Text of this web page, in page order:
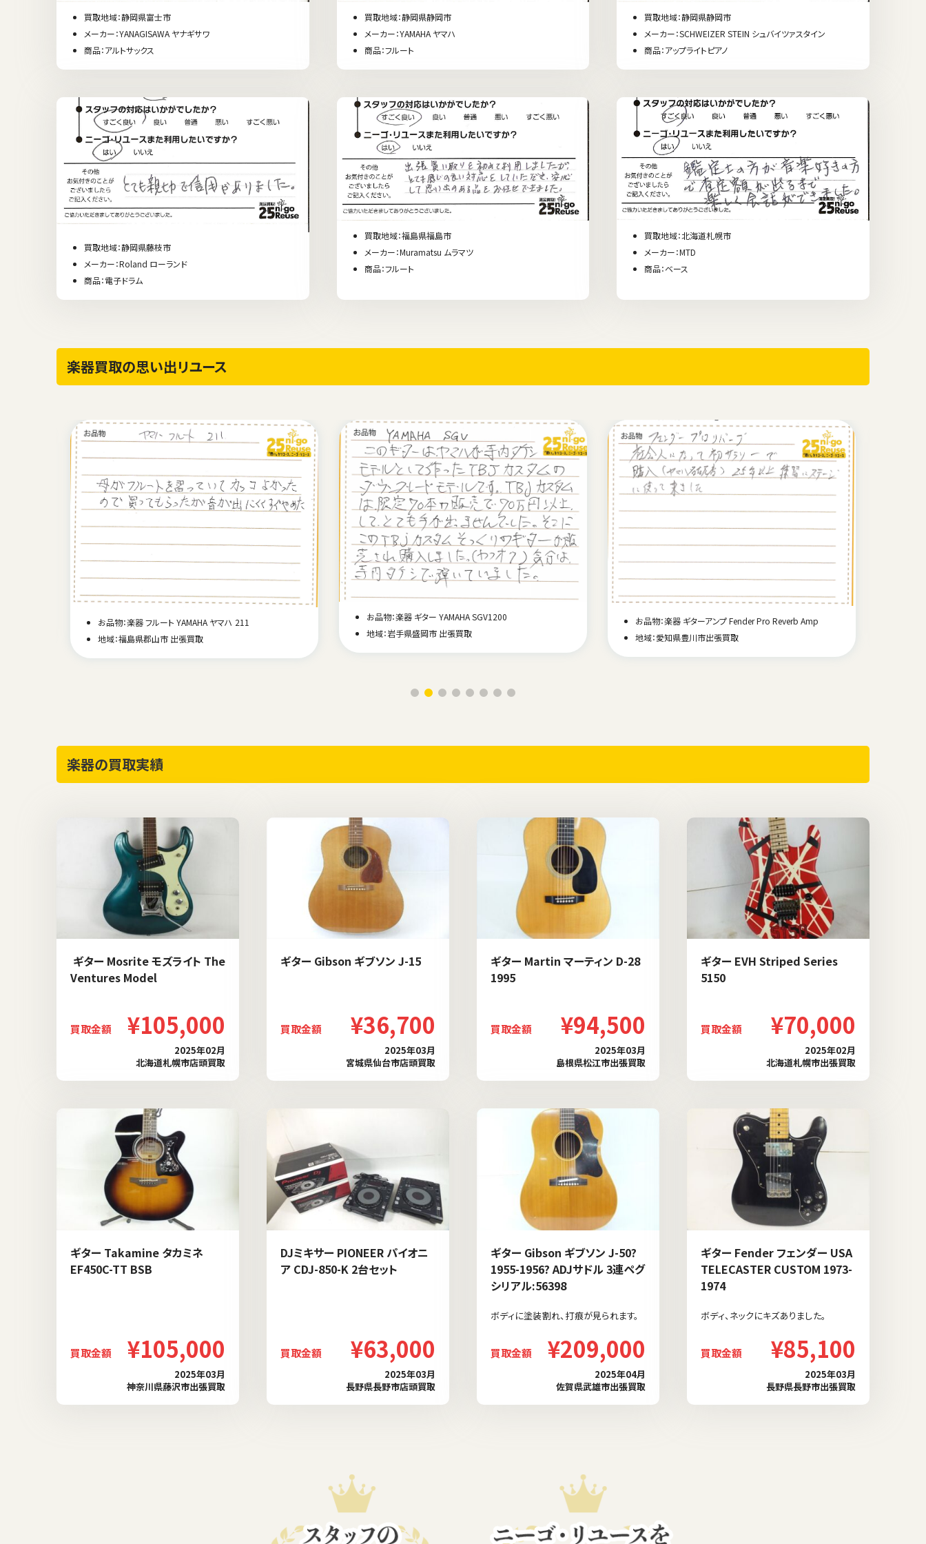
買取地域：静岡県富士市
メーカー：YANAGISAWA ヤナギサワ
商品：アルトサックス
買取地域：静岡県静岡市
メーカー：YAMAHA ヤマハ
商品：フルート
買取地域：静岡県静岡市
メーカー：SCHWEIZER STEIN シュバイツァスタイン
商品：アップライトピアノ
買取地域：静岡県藤枝市
メーカー：Roland ローランド
商品：電子ドラム
買取地域：福島県福島市
メーカー：Muramatsu ムラマツ
商品：フルート
買取地域：北海道札幌市
メーカー：MTD
商品：ベース
楽器買取の思い出リユース
お品物：楽器 フルート YAMAHA ヤマハ 211
地域：福島県郡山市 出張買取
お品物：楽器 ギター YAMAHA SGV1200
地域：岩手県盛岡市 出張買取
お品物：楽器 ギターアンプ Fender Pro Reverb Amp
地域：愛知県豊川市出張買取
楽器の買取実績
ギター Mosrite モズライト The
Ventures Model
買取金額 ¥105,000
2025年02月
北海道札幌市店頭買取
ギター Gibson ギブソン J-15
買取金額 ¥36,700
2025年03月
宮城県仙台市店頭買取
ギター Martin マーティン D-28
1995
買取金額 ¥94,500
2025年03月
島根県松江市出張買取
ギター EVH Striped Series
5150
買取金額 ¥70,000
2025年02月
北海道札幌市出張買取
ギター Takamine タカミネ
EF450C-TT BSB
買取金額 ¥105,000
2025年03月
神奈川県藤沢市出張買取
DJミキサー PIONEER パイオニ
ア CDJ-850-K 2台セット
買取金額 ¥63,000
2025年03月
長野県長野市店頭買取
ギター Gibson ギブソン J-50?
1955-1956? ADJサドル 3連ペグ
シリアル:56398
ボディに塗装割れ、打痕が見られます。
買取金額 ¥209,000
2025年04月
佐賀県武雄市出張買取
ギター Fender フェンダー USA
TELECASTER CUSTOM 1973-
1974
ボディ、ネックにキズありました。
買取金額 ¥85,100
2025年03月
長野県長野市出張買取